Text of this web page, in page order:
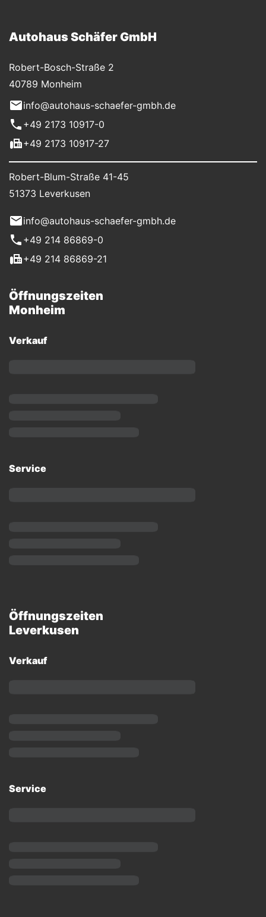
Autohaus Schäfer GmbH
Robert-Bosch-Straße 2
40789 Monheim
info@autohaus-schaefer-gmbh.de
+49 2173 10917-0
+49 2173 10917-27
Robert-Blum-Straße 41-45
51373 Leverkusen
info@autohaus-schaefer-gmbh.de
+49 214 86869-0
+49 214 86869-21
Öffnungszeiten
Monheim
Verkauf
Service
Öffnungszeiten
Leverkusen
Verkauf
Service